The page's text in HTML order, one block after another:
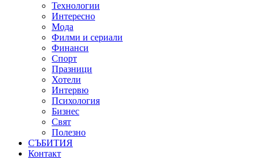
Технологии
Интересно
Мода
Филми и сериали
Финанси
Спорт
Празници
Хотели
Интервю
Психология
Бизнес
Свят
Полезно
СЪБИТИЯ
Контакт